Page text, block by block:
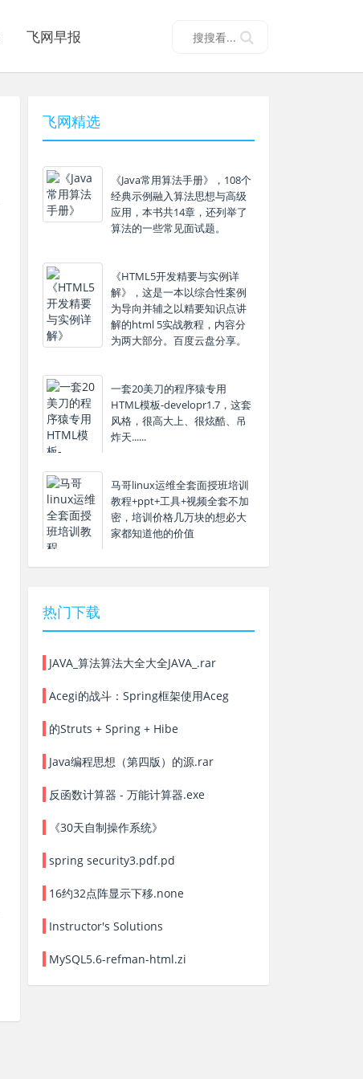
飞网早报
飞网精选
《Java常用算法手册》，108个
经典示例融入算法思想与高级
应用，本书共14章，还列举了
算法的一些常见面试题。
《HTML5开发精要与实例详
解》，这是一本以综合性案例
为导向并辅之以精要知识点讲
解的html 5实战教程，内容分
为两大部分。百度云盘分享。
一套20美刀的程序猿专用
HTML模板-developr1.7，这套
风格，很高大上、很炫酷、吊
炸天......
马哥linux运维全套面授班培训
教程+ppt+工具+视频全套不加
密，培训价格几万块的想必大
家都知道他的价值
热门下载
JAVA_算法算法大全大全JAVA_.rar
Acegi的战斗：Spring框架使用Aceg
的Struts + Spring + Hibe
Java编程思想（第四版）的源.rar
反函数计算器 - 万能计算器.exe
《30天自制操作系统》
spring security3.pdf.pd
16约32点阵显示下移.none
Instructor's Solutions
MySQL5.6-refman-html.zi